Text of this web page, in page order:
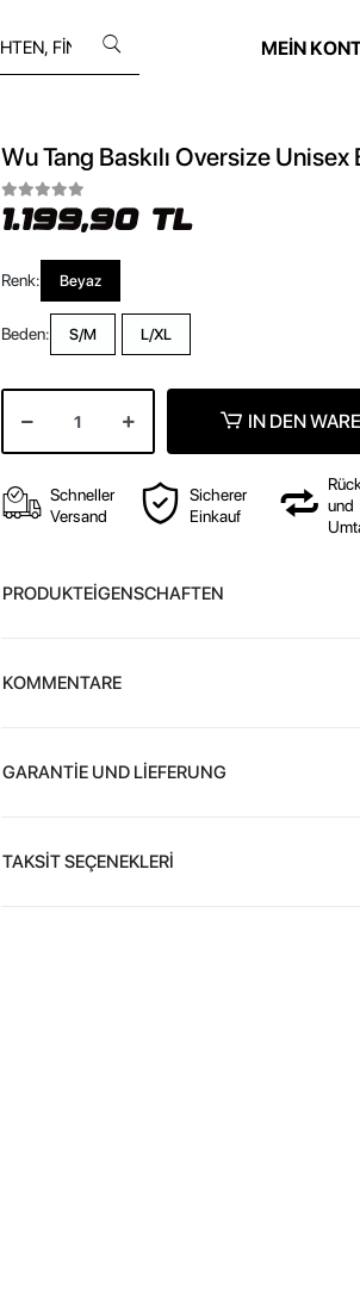
MEİN
Wu Tang Baskılı Oversize
1.199,90 TL
Renk: Beyaz
Beden: S/M L/XL
IN DEN
Schneller
Versand
Sicherer
Einkauf
und
PRODUKTEİGENSCHAFTEN
KOMMENTARE
GARANTİE UND LİEFERUNG
TAKSİT SEÇENEKLERİ